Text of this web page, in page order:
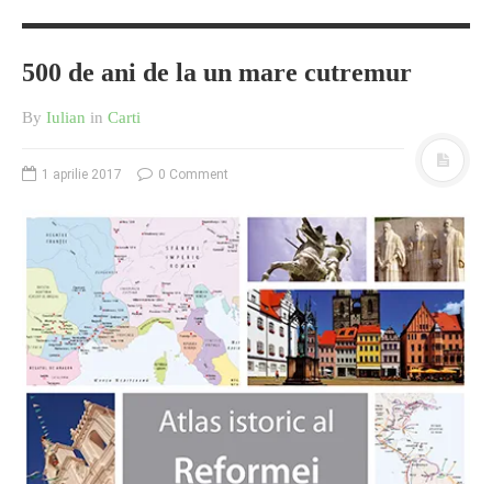
O poveste in care sexul se
confunda cu dragostea,
cinismul cu idealismul si
poezia cu umorul.
DESCARCĂ!
500 de ani de la un mare cutremur
By Iulian in Carti
1 aprilie 2017 0 Comment